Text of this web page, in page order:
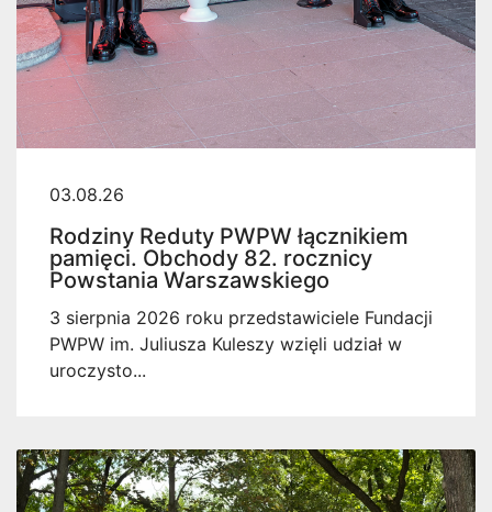
03.08.26
Rodziny Reduty PWPW łącznikiem
pamięci. Obchody 82. rocznicy
Powstania Warszawskiego
3 sierpnia 2026 roku przedstawiciele Fundacji
PWPW im. Juliusza Kuleszy wzięli udział w
uroczysto...